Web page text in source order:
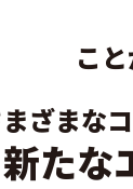
こ
ざまな
新たな